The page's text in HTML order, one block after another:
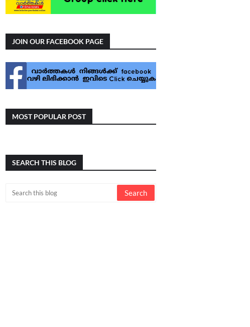
JOIN OUR FACEBOOK PAGE
MOST POPULAR POST
SEARCH THIS BLOG